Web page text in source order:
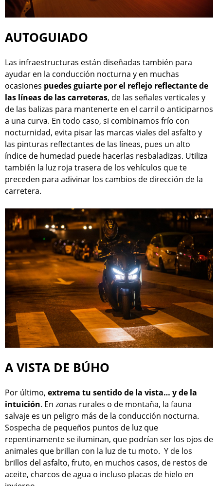
AUTOGUIADO
Las infraestructuras están diseñadas también para
ayudar en la conducción nocturna y en muchas
ocasiones puedes guiarte por el reflejo reflectante de
las líneas de las carreteras, de las señales verticales y
de las balizas para mantenerte en el carril o anticiparnos
a una curva. En todo caso, si combinamos frío con
nocturnidad, evita pisar las marcas viales del asfalto y
las pinturas reflectantes de las líneas, pues un alto
índice de humedad puede hacerlas resbaladizas. Utiliza
también la luz roja trasera de los vehículos que te
preceden para adivinar los cambios de dirección de la
carretera.
A VISTA DE BÚHO
Por último, extrema tu sentido de la vista… y de la
intuición. En zonas rurales o de montaña, la fauna
salvaje es un peligro más de la conducción nocturna.
Sospecha de pequeños puntos de luz que
repentinamente se iluminan, que podrían ser los ojos de
animales que brillan con la luz de tu moto. Y de los
brillos del asfalto, fruto, en muchos casos, de restos de
aceite, charcos de agua o incluso placas de hielo en